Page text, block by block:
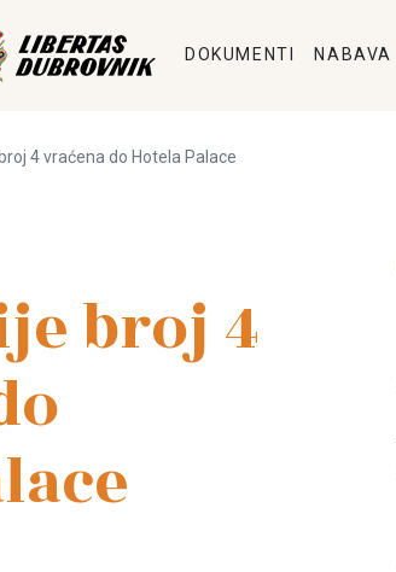
DOKUMENTI NABAVA
4 vraćena do Hotela Palace
broj 4